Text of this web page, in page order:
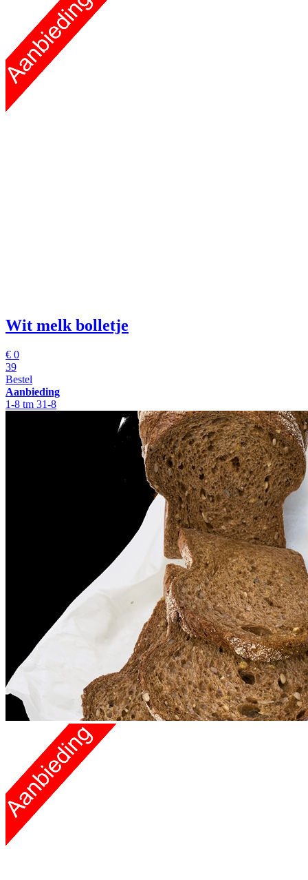
Wit melk bolletje
€ 0
39
Bestel
Aanbieding
1-8 tm 31-8